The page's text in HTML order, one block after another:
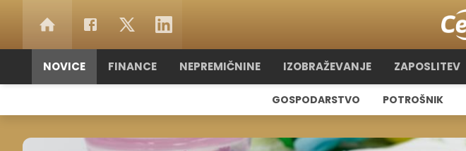
NOVICE FINANCE NEPREMIČNINE IZOBRAŽEVANJE ZAPOSLITEV
GOSPODARSTVO POTROŠNIK